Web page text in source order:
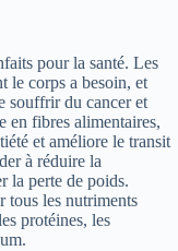
pour la santé. Les
le corps a besoin, et
souffrir du cancer et
en fibres alimentaires,
et améliore le transit
à réduire la
la perte de poids.
tous les nutriments
protéines, les